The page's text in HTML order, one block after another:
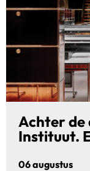
Achter de
Instituut.
06 augustus